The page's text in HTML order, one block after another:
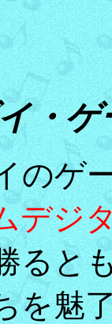
・ゲ
のゲ
デジ
ると
を魅